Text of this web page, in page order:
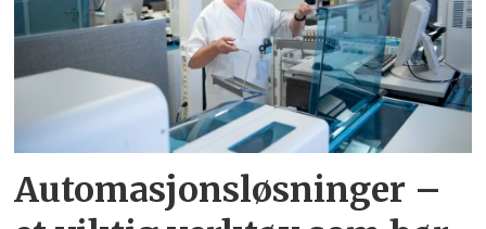
Automasjonsløsninger –